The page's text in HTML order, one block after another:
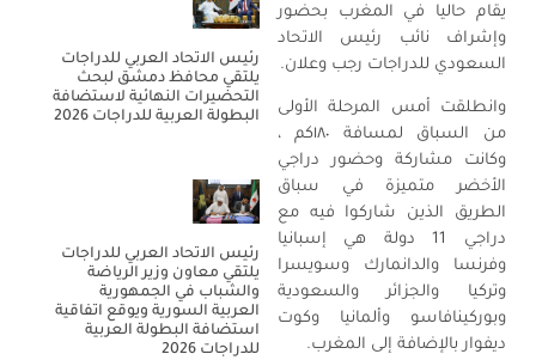
يقام حاليا في المغرب بحضور
وإشراف نائب رئيس الاتحاد
السعودي للدراجات رجب وعلان.
وانطلقت أمس المرحلة الأولى
من السباق لمسافة ١٨٠كم ،
وكانت مشاركة وحضور دراجي
الأخضر متميزة في سباق
الطريق الذين شاركوا فيه مع
دراجي 11 دولة هي إسبانيا
وفرنسا والدانمارك وسويسرا
وتركيا والجزائر والسعودية
وبوركينافاسو وألمانيا وكوت
ديفوار بالإضافة إلى المغرب.
رئيس الاتحاد العربي للدراجات
يلتقي محافظ دمشق لبحث
التحضيرات النهائية لاستضافة
البطولة العربية للدراجات 2026
رئيس الاتحاد العربي للدراجات
يلتقي معاون وزير الرياضة
والشباب في الجمهورية
العربية السورية ويوقع اتفاقية
استضافة البطولة العربية
للدراجات 2026